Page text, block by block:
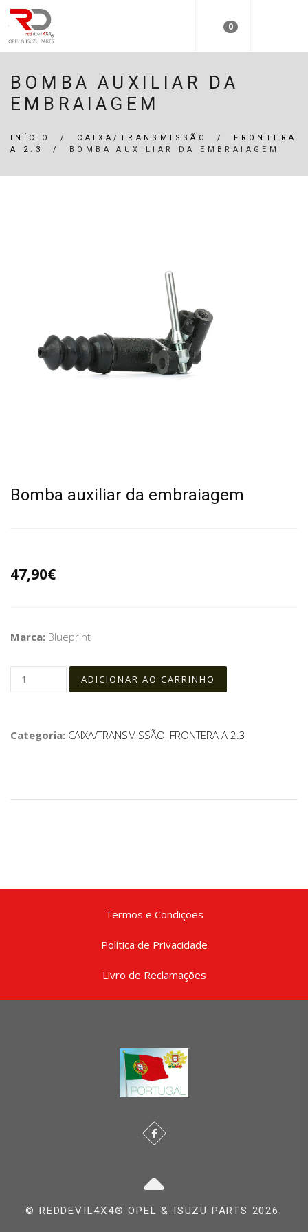
0
BOMBA AUXILIAR DA
EMBRAIAGEM
INÍCIO / CAIXA/TRANSMISSÃO / FRONTERA
A 2.3
/ BOMBA AUXILIAR DA EMBRAIAGEM
Bomba auxiliar da embraiagem
47,90€
Marca: Blueprint
Categoria: CAIXA/TRANSMISSÃO, FRONTERA A 2.3
Termos e Condições
Política de Privacidade
Livro de Reclamações
© REDDEVIL4X4® OPEL & ISUZU PARTS 2026.